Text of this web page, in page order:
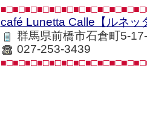
café Lunetta Calle【ルネッ
群馬県前橋市石倉町5-
027-253-3439